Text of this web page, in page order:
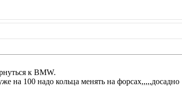
к BMW.
на 100 надо кольца менять на форсах,,,,,досадно